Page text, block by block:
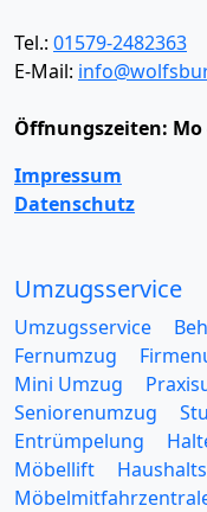
Tel.: 01579-2482363
E-Mail:
Öffnungszeiten: Mo
Impressum
Datenschutz
Umzugsservice
Umzugsservice
Fernumzug
Mini Umzug
Seniorenumzug
Entrümpelung
Möbellift